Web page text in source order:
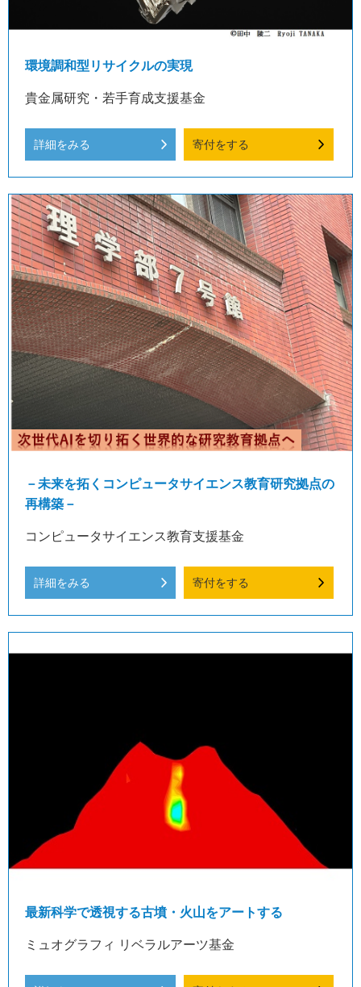
環境調和型リサイクルの実現
貴金属研究・若手育成支援基金
詳細をみる 寄付をする
－未来を拓くコンピュータサイエンス教育研究拠点の
再構築－
コンピュータサイエンス教育支援基金
詳細をみる 寄付をする
最新科学で透視する古墳・火山をアートする
ミュオグラフィ リベラルアーツ基金